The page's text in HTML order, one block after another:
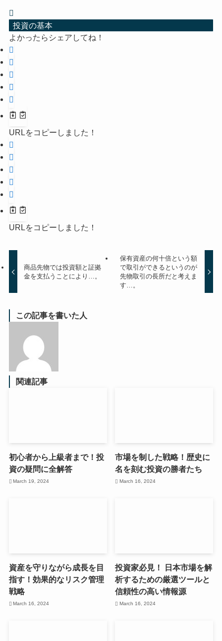
投資の基本
よかったらシェアしてね！
URLをコピーしました！
URLをコピーしました！
商品先物では投資額と証拠
金を支払うことにより…。
保有資産の何十倍という額
で取引ができるというのが
先物取引の長所だと考えま
す…。
この記事を書いた人
関連記事
初心者から上級者まで！投
資の疑問に全解答
March 19, 2024
市場を制した戦略！歴史に
名を刻む投資の勝者たち
March 16, 2024
資産を守りながら成長を目
指す！効果的なリスク管理
戦略
March 16, 2024
投資家必見！ 日本市場を解
析するための厳選ツールと
信頼性の高い情報源
March 16, 2024